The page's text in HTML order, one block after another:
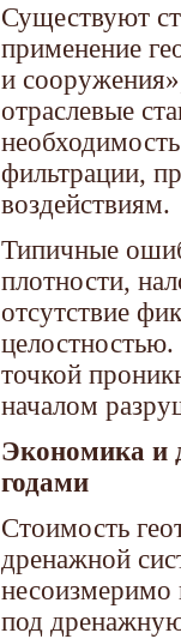
Существуют
применение
и
отраслевые
фильтрации,
воздействиям.
Типичные
плотности,
отсутствие
точкой
началом
Экономика и
годами
Стоимость
дренажной
несоизмеримо
под